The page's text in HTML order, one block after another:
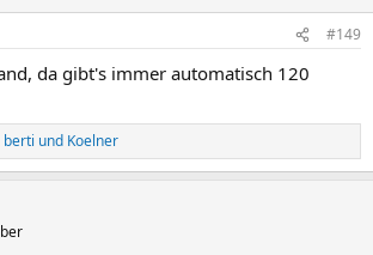
#149
da gibt's immer automatisch 120
berti und Koelner